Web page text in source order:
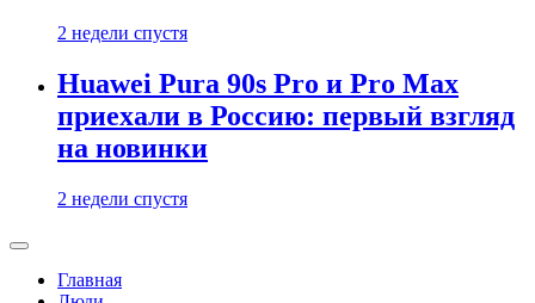
2 недели спустя
Huawei Pura 90s Pro и Pro Max
приехали в Россию: первый взгляд
на новинки
2 недели спустя
Главная